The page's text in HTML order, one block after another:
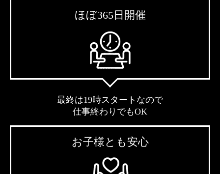
ほぼ365日開催
最終は19時スタートなので
仕事終わりでもOK
お子様とも安心